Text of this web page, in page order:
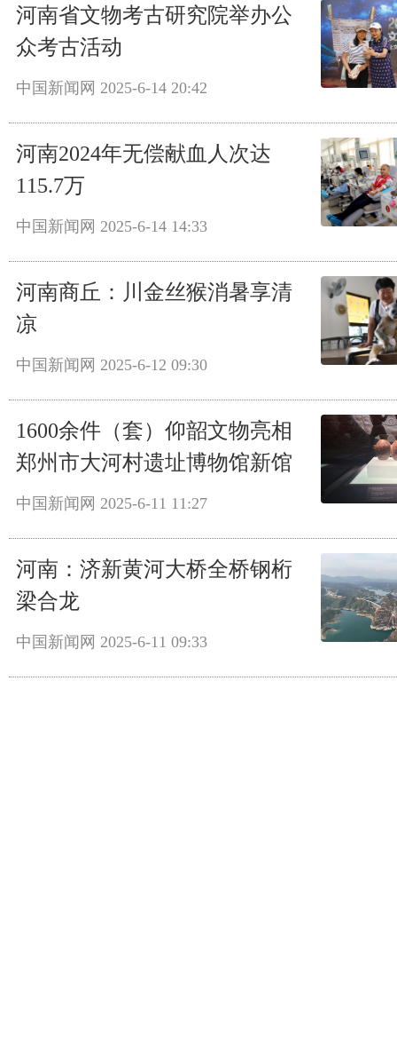
河南省文物考古研究院举办公
众考古活动
中国新闻网 2025-6-14 20:42
河南2024年无偿献血人次达
115.7万
中国新闻网 2025-6-14 14:33
河南商丘：川金丝猴消暑享清
凉
中国新闻网 2025-6-12 09:30
1600余件（套）仰韶文物亮相
郑州市大河村遗址博物馆新馆
中国新闻网 2025-6-11 11:27
河南：济新黄河大桥全桥钢桁
梁合龙
中国新闻网 2025-6-11 09:33